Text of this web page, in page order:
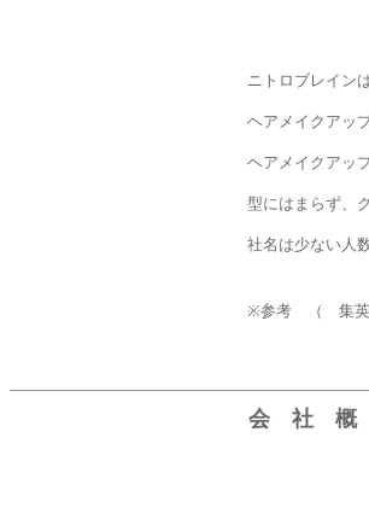
ニトロブレイン
ヘアメイクアッ
ヘアメイクアッ
型にはまらず、
社名は少ない人
※参考 （ 集英
会 社 概